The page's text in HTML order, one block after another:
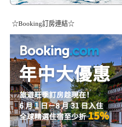
☆Booking訂房連結☆